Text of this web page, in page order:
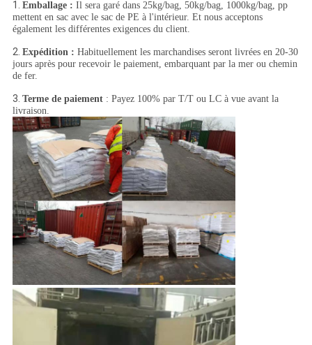
1. Emballage : Il sera garé dans 25kg/bag, 50kg/bag, 1000kg/bag, pp
mettent en sac avec le sac de PE à l'intérieur. Et nous acceptons
également les différentes exigences du client.
2. Expédition : Habituellement les marchandises seront livrées en 20-30
jours après pour recevoir le paiement, embarquant par la mer ou chemin
de fer.
3. Terme de paiement: Payez 100% par T/T ou LC à vue avant la
livraison.